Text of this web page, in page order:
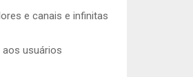
e canais e infinitas
aos usuários